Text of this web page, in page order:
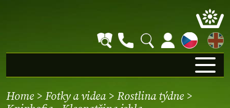
EN
Home > Fotky a videa> Rostlina týdne >